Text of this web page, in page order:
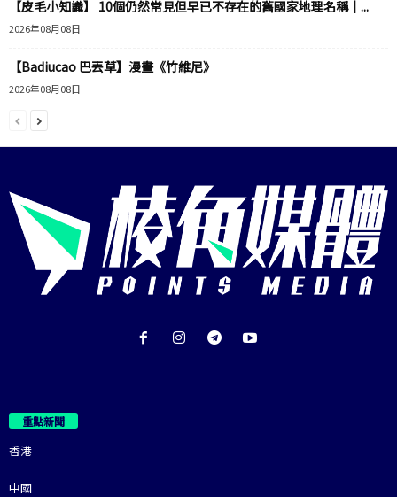
【皮毛小知識】 10個仍然常見但早已不存在的舊國家地理名稱｜...
2026年08月08日
【Badiucao 巴丟草】漫畫《竹維尼》
2026年08月08日
重點新聞
香港
中國